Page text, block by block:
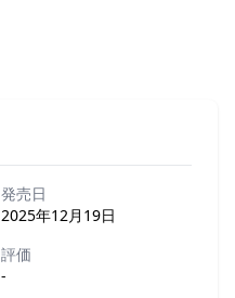
発売日
2025年12月19日
評価
-